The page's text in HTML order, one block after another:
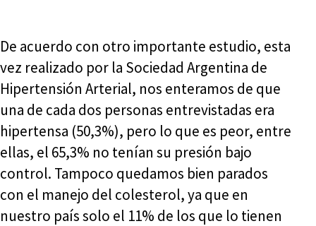
De acuerdo con otro importante estudio, esta
vez realizado por la Sociedad Argentina de
Hipertensión Arterial, nos enteramos de que
una de cada dos personas entrevistadas era
hipertensa (50,3%), pero lo que es peor, entre
ellas, el 65,3% no tenían su presión bajo
control. Tampoco quedamos bien parados
con el manejo del colesterol, ya que en
nuestro país solo el 11% de los que lo tienen